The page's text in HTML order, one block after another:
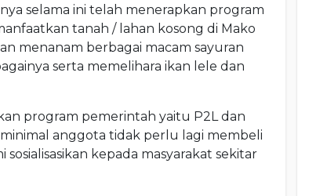
selama ini telah menerapkan program
tanah / lahan kosong di Mako
menanam berbagai macam sayuran
serta memelihara ikan lele dan
program pemerintah yaitu P2L dan
anggota tidak perlu lagi membeli
kepada masyarakat sekitar